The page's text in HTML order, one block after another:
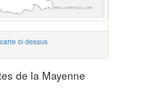
ci-dessus
de la Mayenne